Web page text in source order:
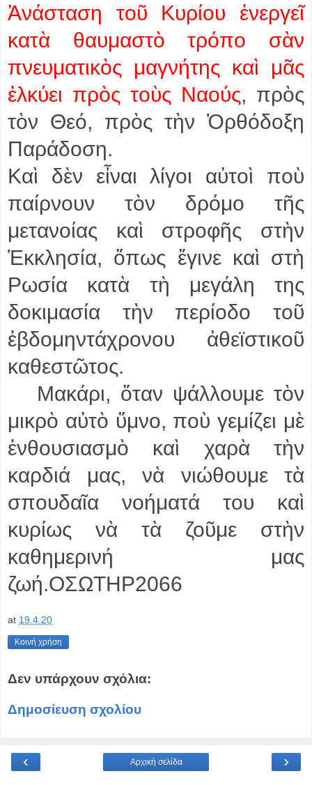
Ἀνάσταση τοῦ Κυρίου ἐνεργεῖ
κατὰ θαυμαστὸ τρόπο σὰν
πνευματικὸς μαγνήτης καὶ μᾶς
ἑλκύει πρὸς τοὺς Ναούς, πρὸς
τὸν Θεό, πρὸς τὴν Ὀρθόδοξη
Παράδοση.
Καὶ δὲν εἶναι λίγοι αὐτοὶ ποὺ
παίρνουν τὸν δρόμο τῆς
μετανοίας καὶ στροφῆς στὴν
Ἐκκλησία, ὅπως ἔγινε καὶ στὴ
Ρωσία κατὰ τὴ μεγάλη της
δοκιμασία τὴν περίοδο τοῦ
ἑβδομηντάχρονου ἀθεϊστικοῦ
καθεστῶτος.
Μακάρι, ὅταν ψάλλουμε τὸν
μικρὸ αὐτὸ ὕμνο, ποὺ γεμίζει μὲ
ἐνθουσιασμὸ καὶ χαρὰ τὴν
καρδιά μας, νὰ νιώθουμε τὰ
σπουδαῖα νοήματά του καὶ
κυρίως νὰ τὰ ζοῦμε στὴν
καθημερινή μας
ζωή.ΟΣΩΤΗΡ2066
at 19.4.20
Κοινή χρήση
Δεν υπάρχουν σχόλια:
Δημοσίευση σχολίου
‹ ›
Αρχική σελίδα